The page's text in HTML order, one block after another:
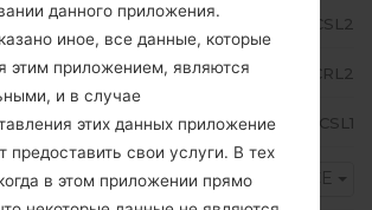
J710MNVJS4CSL2
J710MNTCE4CRL2
J710MNUBS4CSL1
TCE
данного приложения.
иное, все данные, которые
этим приложением, являются
и в случае
этих данных приложение
предоставить свои услуги. В тех
в этом приложении прямо